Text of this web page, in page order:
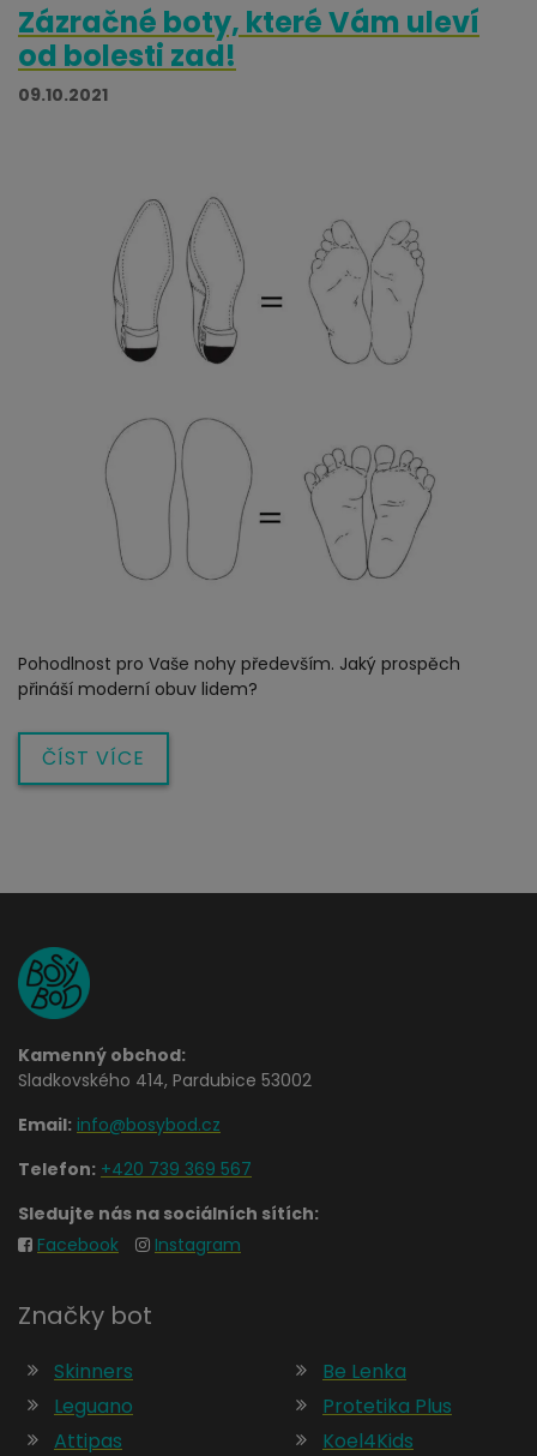
Zázračné boty, které Vám uleví
od bolesti zad!
09.10.2021
Pohodlnost pro Vaše nohy především. Jaký prospěch
přináší moderní obuv lidem?
ČÍST VÍCE
Kamenný obchod:
Sladkovského 414, Pardubice 53002
Email: info@bosybod.cz
Telefon: +420 739 369 567
Sledujte nás na sociálních sítích:
Facebook
Instagram
Značky bot
Skinners
Leguano
Attipas
Be Lenka
Protetika Plus
Koel4Kids